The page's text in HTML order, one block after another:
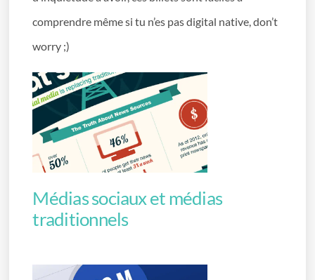
comprendre même si tu n’es pas digital native, don’t
worry ;)
Médias sociaux et médias
traditionnels